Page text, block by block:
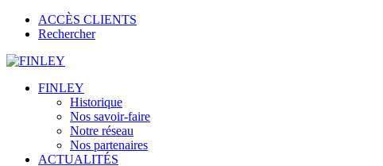
ACCÈS CLIENTS
Rechercher
FINLEY
Historique
Nos savoir-faire
Notre réseau
Nos partenaires
ACTUALITÉS